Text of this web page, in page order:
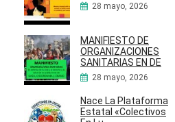
28 mayo, 2026
MANIFIESTO DE
ORGANIZACIONES
SANITARIAS EN DE
28 mayo, 2026
Nace La Plataforma
Estatal «Colectivos